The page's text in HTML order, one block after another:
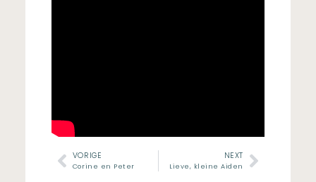
VORIGE
Corine en Peter
NEXT
Lieve, kleine Aiden